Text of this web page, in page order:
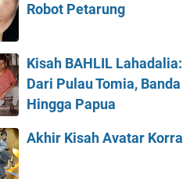
Robot Petarung
Kisah BAHLIL Lahadalia:
Dari Pulau Tomia, Banda
Hingga Papua
Akhir Kisah Avatar Korra